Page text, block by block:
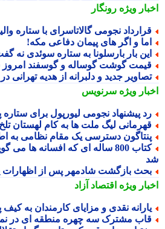
ویژهرونگار
نجومی گالاتاسرای با ستاره والیبال
و اگر های پیمان دفاعی مکه!
بار بارسلونا به ستاره سوئدی نه گفت!
گوشت گوساله و گوسفند امروز شنبه 17 مرداد 1405
جدید و دلبرانه از هدیه تهرانی در یک
ویژهسرنویس
پیشنهاد نجومی لیورپول برای ستاره
لیگ ملت ها به کام لهستان تلخ شد
دسترسی یک مقام نظامی به
کتاب 800 ساله ای که افسانه ها می
بازگشت شادمهر پس از اظهارات
ویژهاقتصاد آزاد
نقدی و مزایای کارمندان به کیف
مشترک سه چهره منطقه ای در نماز